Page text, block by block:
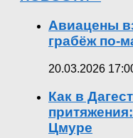
Авиацены
грабёж по-
20.03.2026
Как в
Цмуре